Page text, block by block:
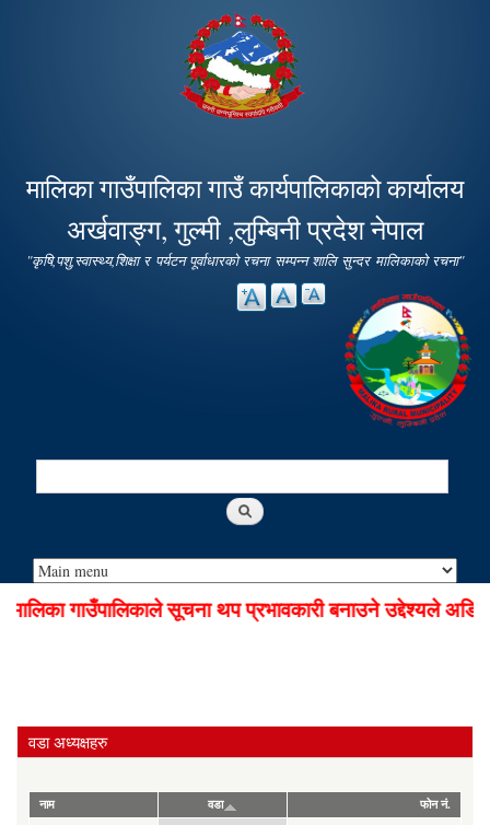
main
content
मालिका गाउँपालिका गाउँ कार्यपालिकाको कार्यालय
अर्खवाङ्ग, गुल्मी ,लुम्बिनी प्रदेश नेपाल
"कृषि,पशु,स्वास्थ्य,शिक्षा र पर्यटन पूर्वाधारको रचना सम्पन्न शालि सुन्दर मालिकाको रचना"
Search
गाउँपालिकाले सूचना थप प्रभावकारी बनाउने उद्देश्यले
वडा अध्यक्षहरु
नाम वडा फोन नं.